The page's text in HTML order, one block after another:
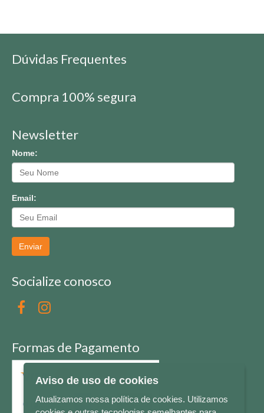
Dúvidas Frequentes
Compra 100% segura
Newsletter
Nome:
Email:
Enviar
Socialize conosco
Formas de Pagamento
Aviso de uso de cookies
Atualizamos nossa política de cookies. Utilizamos